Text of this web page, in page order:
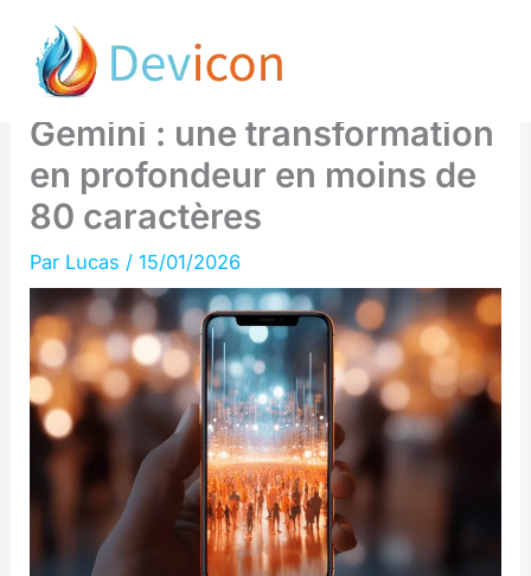
contenu
Google et Apple s’allient
pour révolutionner Siri avec
Gemini : une transformation
en profondeur en moins de
80 caractères
Par Lucas /15/01/2026